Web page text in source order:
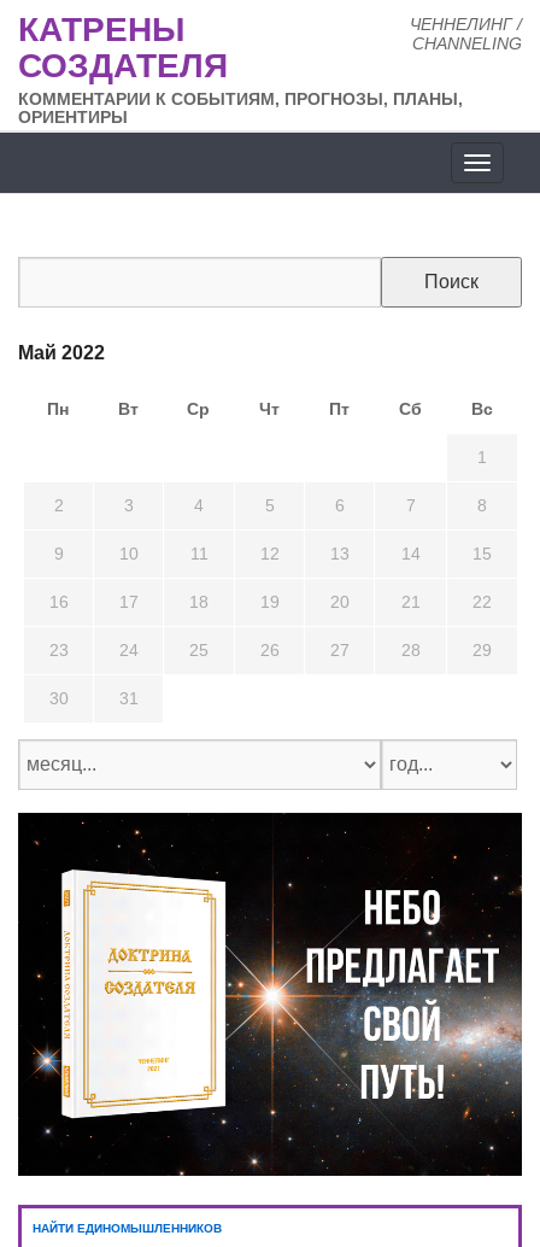
ЧЕННЕЛИНГ /
CHANNELING
КАТРЕНЫ
СОЗДАТЕЛЯ
КОММЕНТАРИИ К СОБЫТИЯМ, ПРОГНОЗЫ, ПЛАНЫ,
ОРИЕНТИРЫ
сайта
Май 2022
Пн Вт Ср Чт Пт Сб Вс
1
2 3 4 5 6 7 8
9 10 11 12 13 14 15
16 17 18 19 20 21 22
23 24 25 26 27 28 29
30 31
НАЙТИ ЕДИНОМЫШЛЕННИКОВ